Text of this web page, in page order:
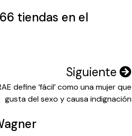
tiendas en el
Siguiente
define ‘fácil’ como una mujer que
gusta del sexo y causa indignación